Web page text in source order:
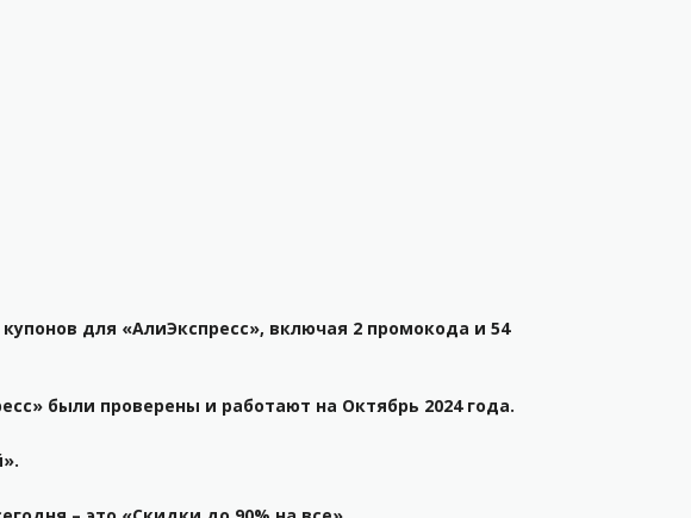
для «АлиЭкспресс», включая 2 промокода и 54
были проверены и работают на Октябрь 2024 года.